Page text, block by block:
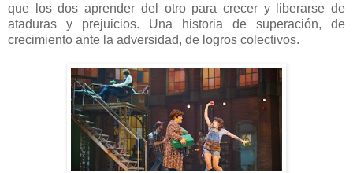
que los dos aprender del otro para crecer y liberarse de
ataduras y prejuicios. Una historia de superación, de
crecimiento ante la adversidad, de logros colectivos.